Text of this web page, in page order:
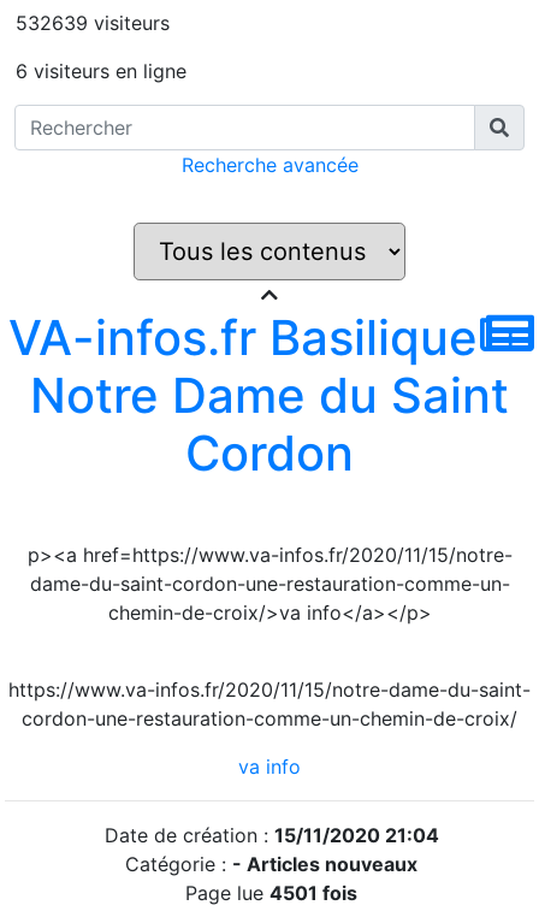
532639 visiteurs
6 visiteurs en ligne
Recherche avancée
VA-infos.fr Basilique
Notre Dame du Saint
Cordon
p><a href=https://www.va-infos.fr/2020/11/15/notre-
dame-du-saint-cordon-une-restauration-comme-un-
chemin-de-croix/>va info</a></p>
https://www.va-infos.fr/2020/11/15/notre-dame-du-saint-
cordon-une-restauration-comme-un-chemin-de-croix/
va info
Date de création : 15/11/2020 21:04
Catégorie : - Articles nouveaux
Page lue 4501 fois